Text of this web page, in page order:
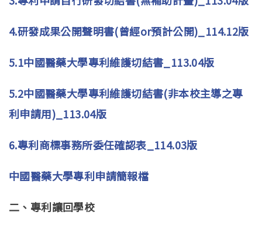
4.研發成果公開聲明書(曾經or預計公開)_114.12版
5.1中國醫藥大學專利維護切結書_113.04版
5.2中國醫藥大學專利維護切結書(非本校主導之專
利申請用)_113.04版
6.專利商標事務所委任確認表_114.03版
中國醫藥大學專利申請簡報檔
二、專利讓回學校